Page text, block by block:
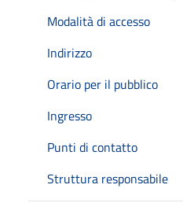
Modalità di accesso
Indirizzo
Orario per il pubblico
Ingresso
Punti di contatto
Struttura responsabile